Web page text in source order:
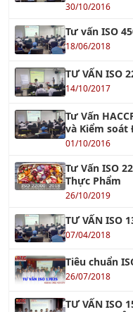
30/10/2016
Tư vấn ISO
18/06/2018
TƯ VẤN ISO
14/10/2017
Tư Vấn
và Kiểm
01/10/2016
Tư Vấn ISO
Thực Phẩm
26/10/2019
TƯ VẤN ISO
07/04/2018
Tiêu chuẩn
26/07/2018
TƯ VẤN ISO